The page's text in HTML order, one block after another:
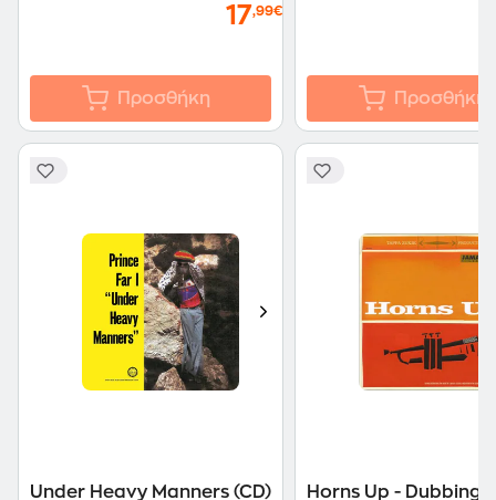
17,99€
Προσθήκη Προσθήκη
Under Heavy Manners (CD)
Horns Up - Dubbing